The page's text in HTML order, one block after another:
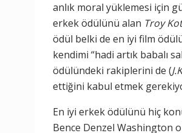
anlık moral yüklemesi için
erkek ödülünü alan Troy
ödül belki de en iyi film
kendimi “hadi artık babalı
ödülündeki rakiplerini de (
ettiğini kabul etmek
En iyi erkek ödülünü hiç
Bence Denzel Washington